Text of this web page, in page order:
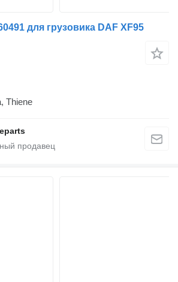
для грузовика DAF XF95
Thiene